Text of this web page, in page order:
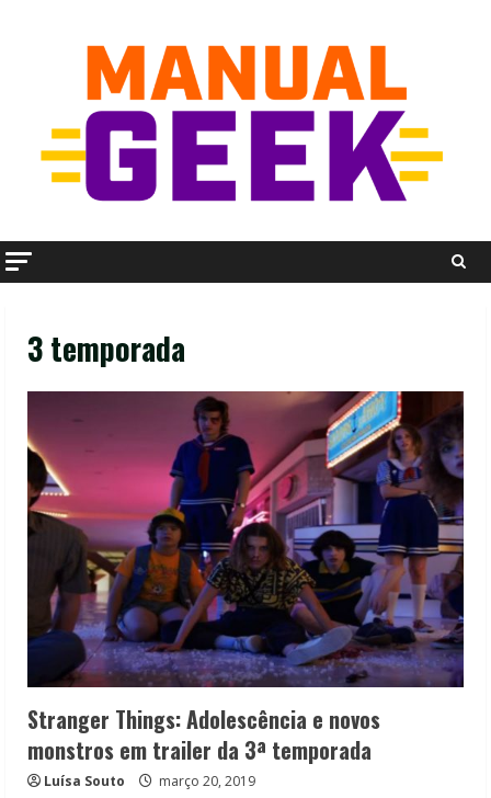
3 temporada
Stranger Things: Adolescência e novos
monstros em trailer da 3ª temporada
Luísa Souto março 20, 2019